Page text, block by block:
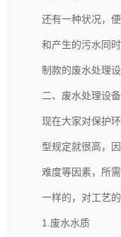
还有一种状况，
和产生的污水同
制款的废水处理设
二、 废水处理设备
现在大家对保护
型规定就很高，
难度等因素，所
一样的，对工艺
1.废水水质